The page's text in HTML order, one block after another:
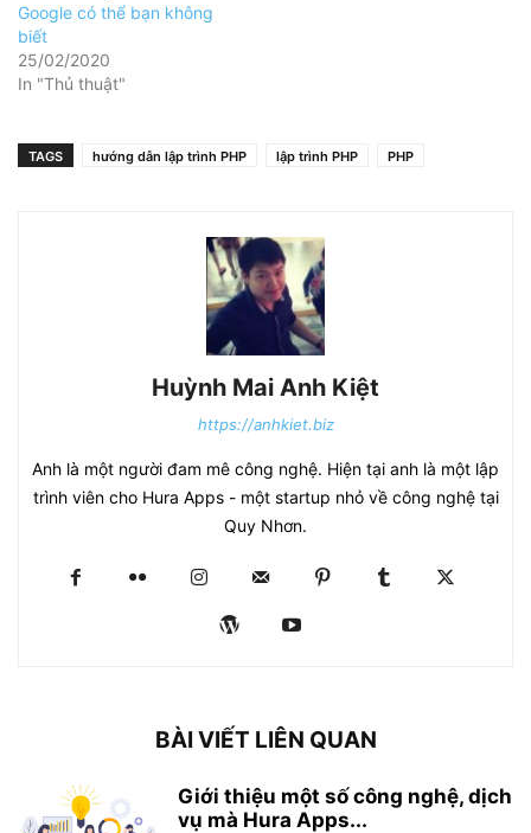
Google có thể bạn không
biết
25/02/2020
In "Thủ thuật"
TAGS hướng dẫn lập trình PHP lập trình PHP PHP
Huỳnh Mai Anh Kiệt
https://anhkiet.biz
Anh là một người đam mê công nghệ. Hiện tại anh là một lập
trình viên cho Hura Apps - một startup nhỏ về công nghệ tại
Quy Nhơn.
BÀI VIẾT LIÊN QUAN
Giới thiệu một số công nghệ, dịch
vụ mà Hura Apps...